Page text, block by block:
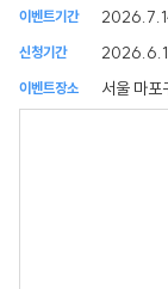
이벤트기간
신청기간
이벤트장소 서울 마